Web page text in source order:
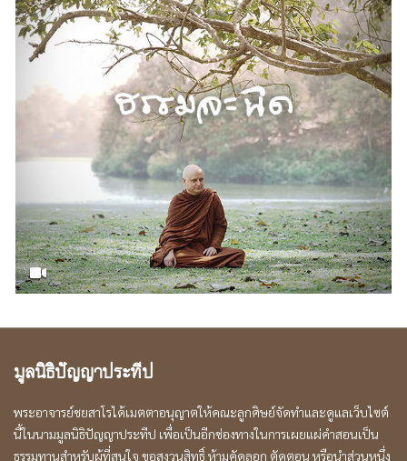
มูลนิธิปัญญาประทีป
พระอาจารย์ชยสาโรได้เมตตาอนุญาตให้คณะลูกศิษย์จัดทำและดูแลเว็บไซต์
นี้ในนามมูลนิธิปัญญาประทีป เพื่อเป็นอีกช่องทางในการเผยแผ่คำสอนเป็น
ธรรมทานสำหรับผู้ที่สนใจ ขอสงวนสิทธิ์ ห้ามคัดลอก ตัดตอน หรือนำส่วนหนึ่ง